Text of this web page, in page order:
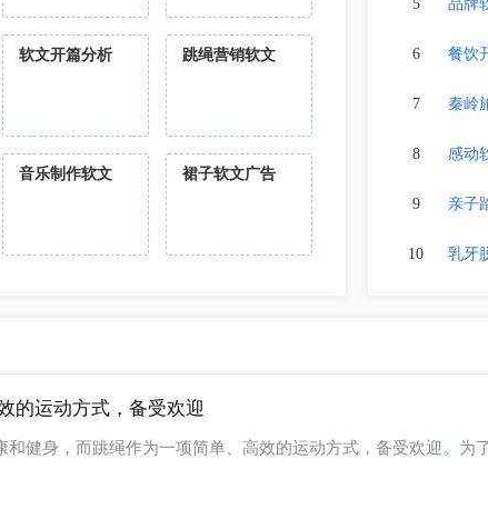
软文开篇分析 跳绳营销软文
音乐制作软文 裙子软文广告
5 品牌
6 餐饮
7 秦岭
8 感动
9 亲子
10 乳牙
的运动方式，备受欢迎
健身，而跳绳作为一项简单、高效的运动方式，备受欢迎。为